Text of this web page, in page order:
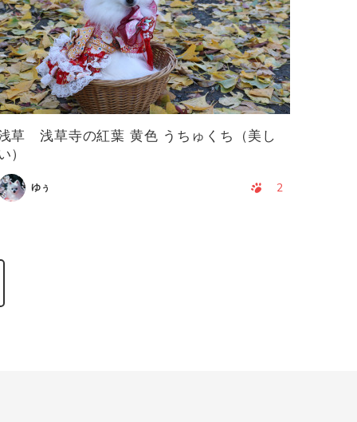
草 浅草寺の紅葉 黄色 うちゅくち（美し
）
ゆぅ 2